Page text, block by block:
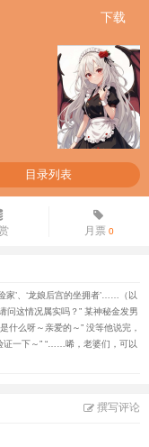
下载
目录列表
月票0
家’、‘龙娘后宫的坐拥者’……（以
问这情况属实吗？” 某神秘金发男
么呀～亲爱的～” 没等他说完，
证一下～” “……唏，老婆们，可以
撰写评论